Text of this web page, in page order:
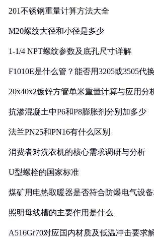
201不锈钢重量计算方法大全
M20螺纹大径和小径是多少
1-1/4 NPT螺纹参数及底孔尺寸详解
F1010E是什么管？能否用3205或3505代换
20x40x2镀锌方管单米重量计算与应用分
抗渗混凝土中P6和P8膨胀剂分别加多少
法兰PN25和PN16有什么区别
消费者对洗衣机的核心需求调研与分析
U型螺栓的国家标准
煤矿用电热取暖器是否符合防爆电气设
照明母线槽的主要作用是什么
A516Gr70对应国内材质及低温冲击要求